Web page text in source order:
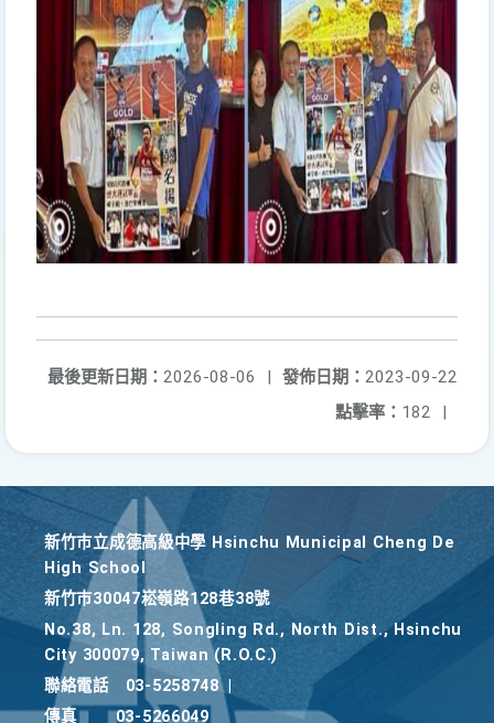
發佈日期： 2023-09-22
最後更新日期： 2026-08-06
|
點擊率： 182 |
新竹巿立成德高級中學 Hsinchu Municipal Cheng De
High School
新竹巿30047崧嶺路128巷38號
No.38, Ln. 128, Songling Rd., North Dist., Hsinchu
City 300079, Taiwan (R.O.C.)
聯絡電話
03-5258748
傳真
03-5266049